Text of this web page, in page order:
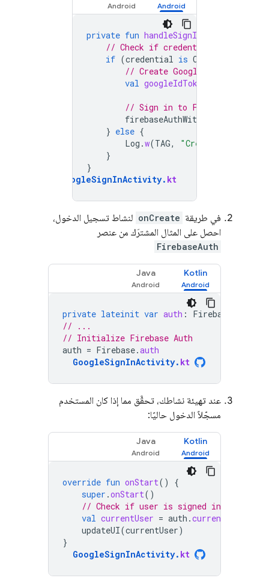
private fun handleSignIn
// Check if credential is of type
if (credential is
// Create Google ID Token
val googleIdTokenCredential
// Sign in to Firebase with
firebaseAuthWithGoogle
} else {
Log .w(TAG,
"Credential is
}
}
GoogleSignInActivity. kt
في طريقة onCreate لنشاط تسجيل الدخول،
احصل على المثال المشترَك من عنصر
FirebaseAuth
Kotlin
Java
private lateinit var auth :
FirebaseAuth
// ...
// Initialize Firebase Auth
auth = Firebase.auth
GoogleSignInActivity. kt
عند تهيئة نشاطك، تحقَّق مما إذا كان المستخدم
مسجّلاً الدخول حاليًا:
Kotlin
Java
override fun onStart()
{
super .onStart()
// Check if user is signed in (non-
val currentUser = auth .currentUser
updateUI(currentUser)
}
GoogleSignInActivity. kt